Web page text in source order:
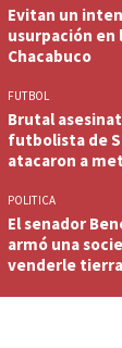
Evitan un
usurpación en
Chacabuco
FUTBOL
Brutal
futbolista de
atacaron a
POLITICA
El senador
armó una
venderle